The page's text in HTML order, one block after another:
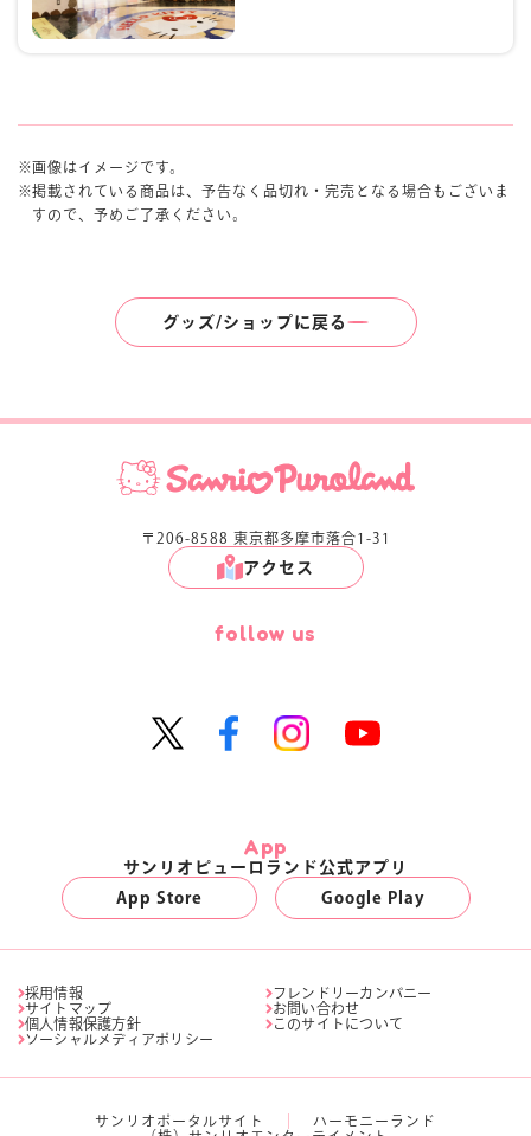
画像はイメージです。
掲載されている商品は、予告なく品切れ・完売となる場合もございま
すので、予めご了承ください。
グッズ/ショップに戻る
〒206-8588 東京都多摩市落合1-31
アクセス
follow us
App
サンリオピューロランド公式アプリ
App Store
Google Play
採用情報
フレンドリーカンパニー
サイトマップ
お問い合わせ
個人情報保護方針
このサイトについて
ソーシャルメディアポリシー
サンリオポータルサイト
ハーモニーランド